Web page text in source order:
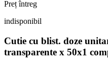
Preț întreg
indisponibil
Cutie cu blist. doze
transparente x 50x1